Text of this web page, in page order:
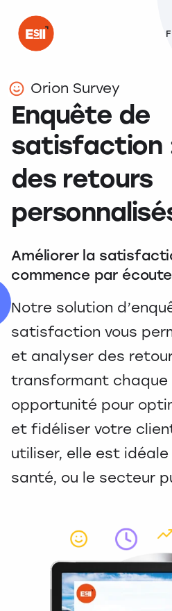
Orion Survey
Enquête de
satisfaction
des retours
Améliorer la
commence par
Notre solution
satisfaction vous
et analyser des
transformant chaque
opportunité pour
et fidéliser votre
utiliser, elle est
santé, ou le secteur